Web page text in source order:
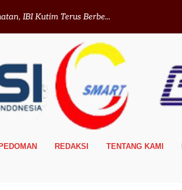
IBI Kutim Terus Berbe...
PEDOMAN REDAKSI TENTANG KAMI